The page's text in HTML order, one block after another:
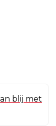
blij met